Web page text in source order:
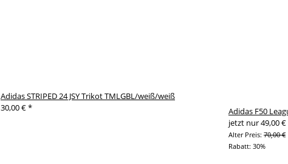
Adidas STRIPED 24 JSY Trikot TMLGBL/weiß/weiß
30,00 €*
Adidas F50
jetzt nur49,00 €
Alter Preis: 70,00 €
Rabatt: 30%